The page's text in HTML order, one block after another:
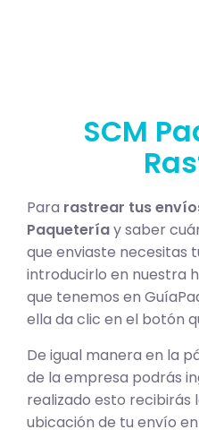
SCM
Para rastrear tus
Paqueteríay saber
que enviaste necesitas
introducirlo en nuestra
que tenemos en
ella da clic en el botón
De igual manera en la
de la empresa podrás
realizado esto recibirás
ubicación de tu envío